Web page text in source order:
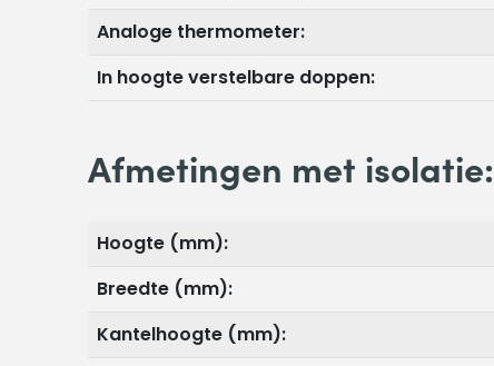
Analoge thermometer:
In hoogte verstelbare doppen:
Afmetingen met isolatie:
Hoogte (mm):
Breedte (mm):
Kantelhoogte (mm):